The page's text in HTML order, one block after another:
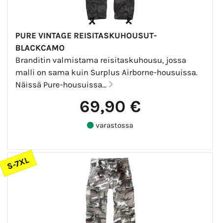
PURE VINTAGE REISITASKUHOUSUT-
BLACKCAMO
Branditin valmistama reisitaskuhousu, jossa
malli on sama kuin Surplus Airborne-housuissa.
Näissä Pure-housuissa...
69,90 €
varastossa
S-7XL